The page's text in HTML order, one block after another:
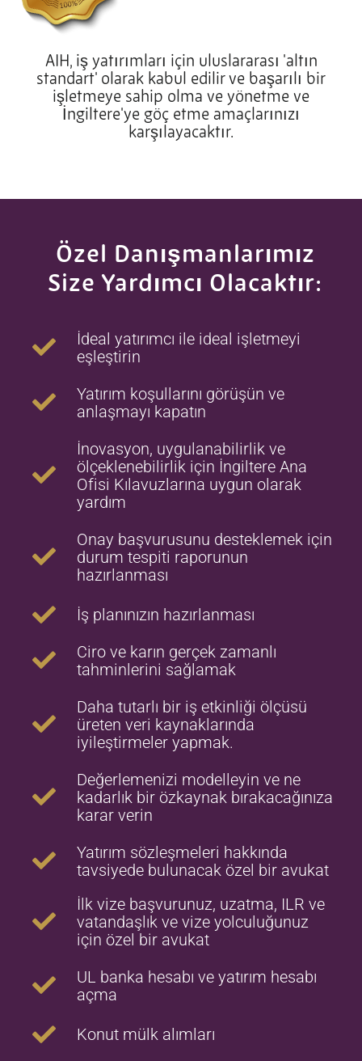
AIH, iş yatırımları için uluslararası 'altın
standart' olarak kabul edilir ve başarılı bir
işletmeye sahip olma ve yönetme ve
İngiltere'ye göç etme amaçlarınızı
karşılayacaktır.
Özel Danışmanlarımız
Size Yardımcı Olacaktır:
İdeal yatırımcı ile ideal işletmeyi
eşleştirin
Yatırım koşullarını görüşün ve
anlaşmayı kapatın
İnovasyon, uygulanabilirlik ve
ölçeklenebilirlik için İngiltere Ana
Ofisi Kılavuzlarına uygun olarak
yardım
Onay başvurusunu desteklemek için
durum tespiti raporunun
hazırlanması
İş planınızın hazırlanması
Ciro ve karın gerçek zamanlı
tahminlerini sağlamak
Daha tutarlı bir iş etkinliği ölçüsü
üreten veri kaynaklarında
iyileştirmeler yapmak.
Değerlemenizi modelleyin ve ne
kadarlık bir özkaynak bırakacağınıza
karar verin
Yatırım sözleşmeleri hakkında
tavsiyede bulunacak özel bir avukat
İlk vize başvurunuz, uzatma, ILR ve
vatandaşlık ve vize yolculuğunuz
için özel bir avukat
UL banka hesabı ve yatırım hesabı
açma
Konut mülk alımları